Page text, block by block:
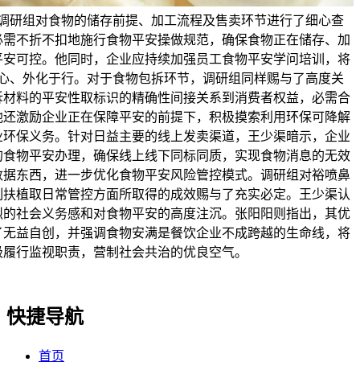
研组对食物的储存前提、加工流程及售卖环节进行了细心查
不折不扣地施行食物平安操做规范，确保食物正在储存、加
可控。他同时，企业应持续加强员工食物平安学问培训，将
、外化于行。对于食物包拆环节，调研组同样赐与了高度关
料的平安性取标识的精确性间接关系到消费者权益，必需合
激励企业正在保障平安的前提下，积极摸索利用环保可降解
保义务。针对日益主要的线上发卖渠道，王少渠暗示，企业
物平安办理，确保线上线下同标同质，实现食物消息的无效
东西，进一步优化食物平安风险管控模式。调研组对裕喷鼻
植取日常管控方面所取得的成效赐与了充实必定。王少渠认
社会义务感和对食物平安的高度注沉。张阳阳则指出，其优
益自创，并强调食物安满是餐饮企业不成跨越的生命线，将
履行监视职责，营制社会共治的优良空气。
快捷导航
首页